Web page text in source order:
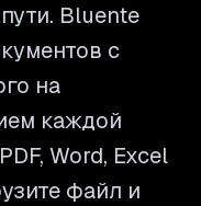
Bluente
с
на
каждой
Word, Excel
файл и